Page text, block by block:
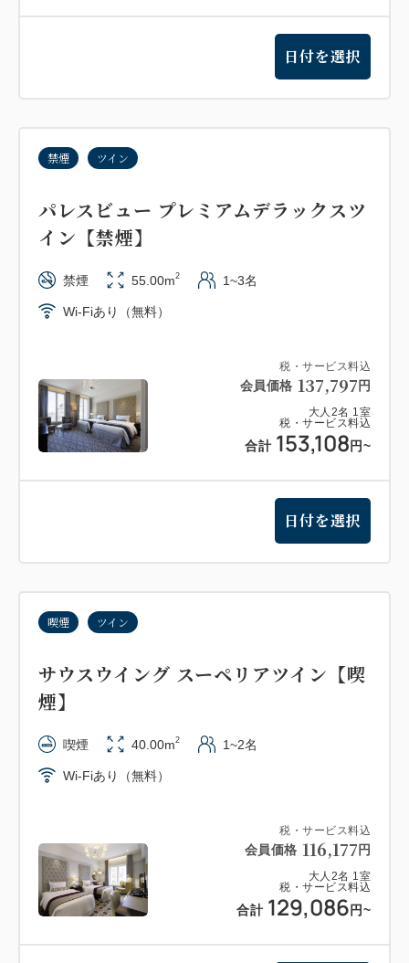
日付を選択
税・サービス料込
会員価格 137,797 円
大人 2名 1 室
税・サービス料込
合計 153,108 円~
禁煙 ツイン
パレスビュー プレミアムデラックスツ
イン【禁煙】
禁煙 55.00m2 1~3名
Wi-Fiあり（無料）
日付を選択
税・サービス料込
会員価格 116,177 円
大人 2名 1 室
税・サービス料込
合計 129,086 円~
喫煙 ツイン
サウスウイング スーペリアツイン【喫
煙】
喫煙 40.00m2 1~2名
Wi-Fiあり（無料）